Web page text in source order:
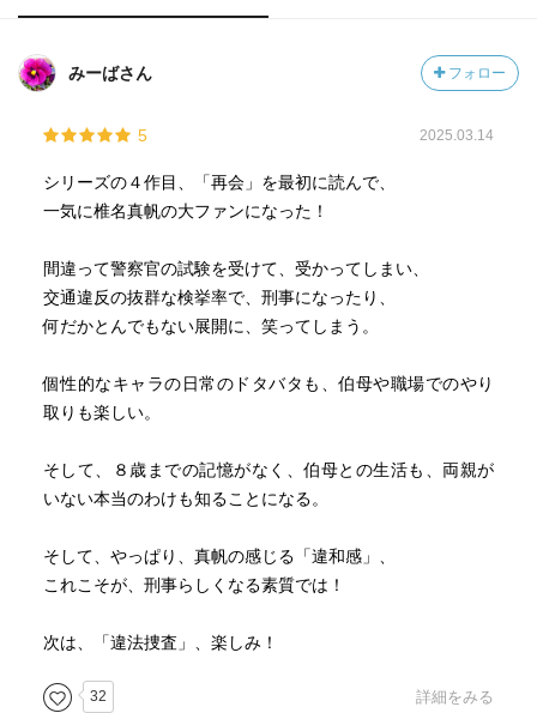
みーばさん フォロー
5 2025.03.14
シリーズの４作目、「再会」を最初に読んで、
一気に椎名真帆の大ファンになった！
間違って警察官の試験を受けて、受かってしまい、
交通違反の抜群な検挙率で、刑事になったり、
何だかとんでもない展開に、笑ってしまう。
個性的なキャラの日常のドタバタも、伯母や職場でのやり
取りも楽しい。
そして、８歳までの記憶がなく、伯母との生活も、両親が
いない本当のわけも知ることになる。
そして、やっぱり、真帆の感じる「違和感」、
これこそが、刑事らしくなる素質では！
次は、「違法捜査」、楽しみ！
32 詳細をみる